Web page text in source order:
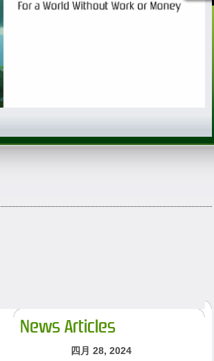
News Articles
四月 28, 2024